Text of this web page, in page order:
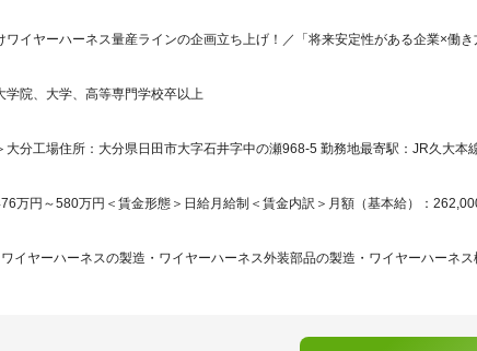
ワイヤーハーネス量産ラインの企画立ち上げ！／「将来安定性がある企業×働
学院、大学、高等専門学校卒以上
大分工場住所：大分県日田市大字石井字中の瀬968-5 勤務地最寄駅：JR久大本
万円～580万円＜賃金形態＞日給月給制＜賃金内訳＞月額（基本給）：
イヤーハーネスの製造・ワイヤーハーネス外装部品の製造・ワイヤーハーネス